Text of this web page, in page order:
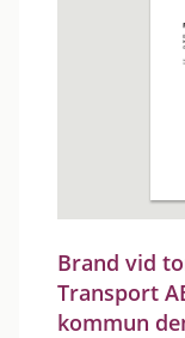
Brand vid
Transport
kommun